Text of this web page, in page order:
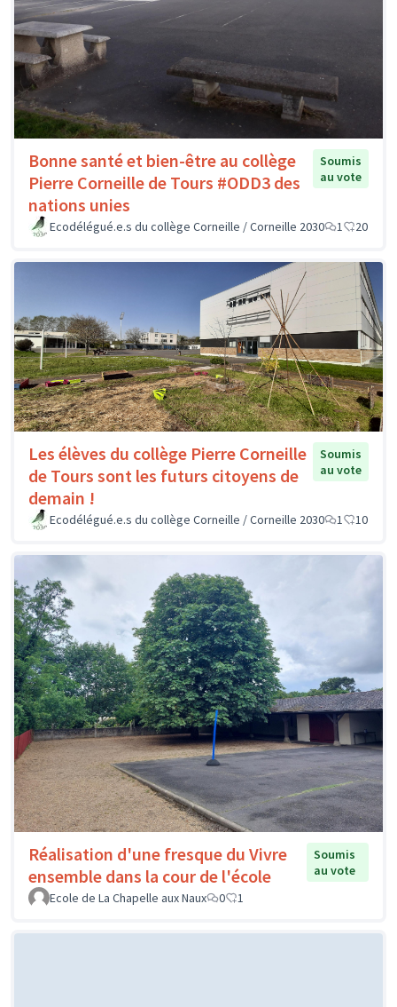
Bonne santé et bien-être au collège
Pierre Corneille de Tours #ODD3 des
nations unies
Soumis
au vote
Ecodélégué.e.s du collège Corneille / Corneille 2030 1 20
Les élèves du collège Pierre Corneille
de Tours sont les futurs citoyens de
demain !
Soumis
au vote
Ecodélégué.e.s du collège Corneille / Corneille 2030 1 10
Réalisation d'une fresque du Vivre
ensemble dans la cour de l'école
Soumis
au vote
Ecole de La Chapelle aux Naux
0 1